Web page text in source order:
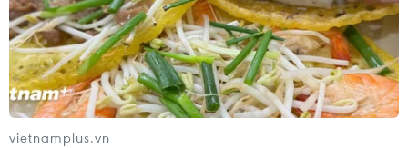
mùa, góp phần gắn kết tình quân dân.
vietnamplus.vn